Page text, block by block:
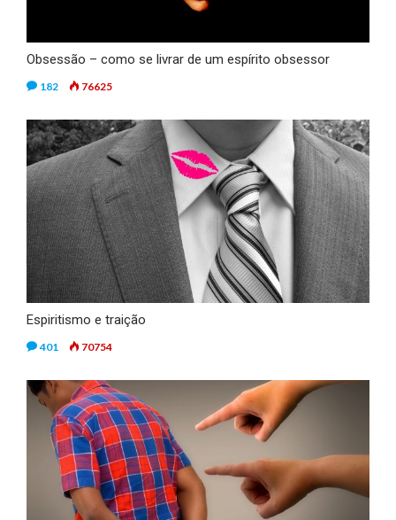
Obsessão – como se livrar de um espírito obsessor
182 76625
Espiritismo e traição
401 70754